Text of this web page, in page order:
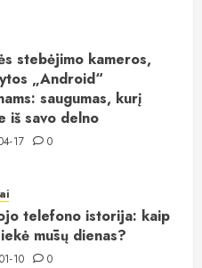
stebėjimo kameros,
„Android“
saugumas, kurį
iš savo delno
17 0
telefono istorija: kaip
mūsų dienas?
10 0